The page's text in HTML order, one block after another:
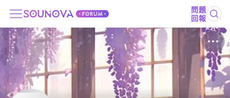
問題
回報